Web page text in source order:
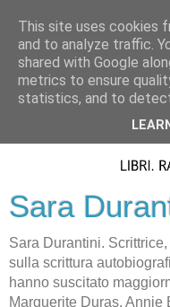
Sara
Sara Durantini.
sulla scrittura
hanno suscitato
Marguerite Duras, Annie
This site uses cookies
and to analyze traffic.
shared with Google
metrics to ensure
statistics, and to